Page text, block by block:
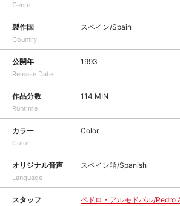
Genre
製作国
Country
スペイン/Spain
公開年
Release Date
1993
作品分数
Runtime
114 MIN
カラー
Color
Color
オリジナル音声
Language
スペイン語/Spanish
スタッフ ペドロ・アルモドバル/Pedro